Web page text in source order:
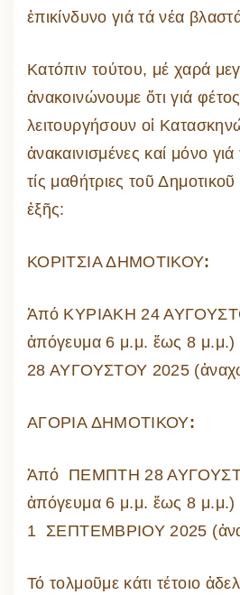
ἐπικίνδυνο γιά τά νέα
Κατόπιν τούτου, μέ χαρά
ἀνακοινώνουμε ὅτι γιά
λειτουργήσουν οἱ
ἀνακαινισμένες καί μόνο
τίς μαθήτριες τοῦ
ἑξῆς:
ΚΟΡΙΤΣΙΑ ΔΗΜΟΤΙΚΟΥ:
Ἀπό ΚΥΡΙΑΚΗ 24
ἀπόγευμα 6 μ.μ. ἕως 8
28 ΑΥΓΟΥΣΤΟΥ 2025
ΑΓΟΡΙΑ ΔΗΜΟΤΙΚΟΥ:
Ἀπό ΠΕΜΠΤΗ 28
ἀπόγευμα 6 μ.μ. ἕως 8
1 ΣΕΠΤΕΜΒΡΙΟΥ 2025
Τό τολμοῦμε κάτι τέτοιο